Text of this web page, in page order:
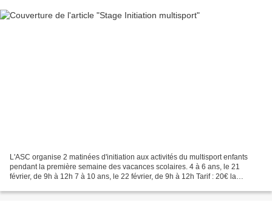
L'ASC organise 2 matinées d'initiation aux activités du multisport enfants
pendant la première semaine des vacances scolaires. 4 à 6 ans, le 21
février, de 9h à 12h 7 à 10 ans, le 22 février, de 9h à 12h Tarif : 20€ la